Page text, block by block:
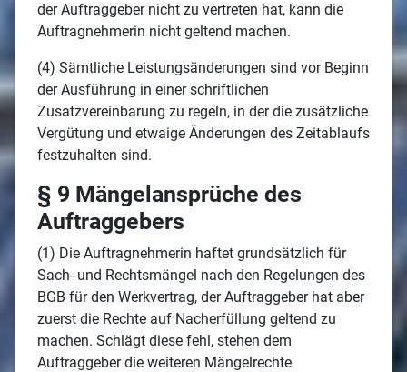
der Auftraggeber nicht zu vertreten hat, kann die
Auftragnehmerin nicht geltend machen.
(4) Sämtliche Leistungsänderungen sind vor Beginn
der Ausführung in einer schriftlichen
Zusatzvereinbarung zu regeln, in der die zusätzliche
Vergütung und etwaige Änderungen des Zeitablaufs
festzuhalten sind.
§ 9 Mängelansprüche des
Auftraggebers
(1) Die Auftragnehmerin haftet grundsätzlich für
Sach- und Rechtsmängel nach den Regelungen des
BGB für den Werkvertrag, der Auftraggeber hat aber
zuerst die Rechte auf Nacherfüllung geltend zu
machen. Schlägt diese fehl, stehen dem
Auftraggeber die weiteren Mängelrechte